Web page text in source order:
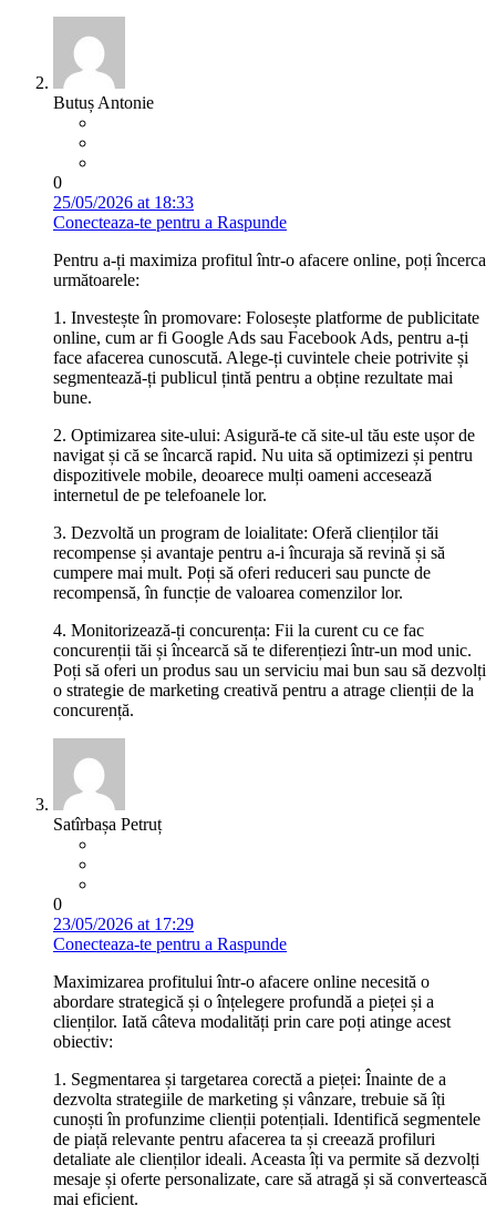
Butuș Antonie
0
25/05/2026 at 18:33
Conecteaza-te pentru a Raspunde
Pentru a-ți maximiza profitul într-o afacere online, poți încerca
următoarele:
1. Investește în promovare: Folosește platforme de publicitate
online, cum ar fi Google Ads sau Facebook Ads, pentru a-ți
face afacerea cunoscută. Alege-ți cuvintele cheie potrivite și
segmentează-ți publicul țintă pentru a obține rezultate mai
bune.
2. Optimizarea site-ului: Asigură-te că site-ul tău este ușor de
navigat și că se încarcă rapid. Nu uita să optimizezi și pentru
dispozitivele mobile, deoarece mulți oameni accesează
internetul de pe telefoanele lor.
3. Dezvoltă un program de loialitate: Oferă clienților tăi
recompense și avantaje pentru a-i încuraja să revină și să
cumpere mai mult. Poți să oferi reduceri sau puncte de
recompensă, în funcție de valoarea comenzilor lor.
4. Monitorizează-ți concurența: Fii la curent cu ce fac
concurenții tăi și încearcă să te diferențiezi într-un mod unic.
Poți să oferi un produs sau un serviciu mai bun sau să dezvolți
o strategie de marketing creativă pentru a atrage clienții de la
concurență.
Satîrbașa Petruț
0
23/05/2026 at 17:29
Conecteaza-te pentru a Raspunde
Maximizarea profitului într-o afacere online necesită o
abordare strategică și o înțelegere profundă a pieței și a
clienților. Iată câteva modalități prin care poți atinge acest
obiectiv:
1. Segmentarea și targetarea corectă a pieței: Înainte de a
dezvolta strategiile de marketing și vânzare, trebuie să îți
cunoști în profunzime clienții potențiali. Identifică segmentele
de piață relevante pentru afacerea ta și creează profiluri
detaliate ale clienților ideali. Aceasta îți va permite să dezvolți
mesaje și oferte personalizate, care să atragă și să convertească
mai eficient.